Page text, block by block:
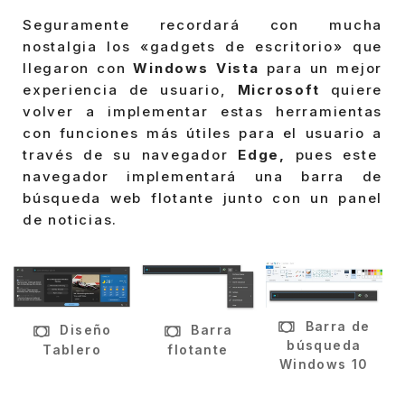
Seguramente recordará con mucha
nostalgia los «gadgets de escritorio» que
llegaron conWindows Vista para un mejor
experiencia de usuario, Microsoft quiere
volver a implementar estas herramientas
con funciones más útiles para el usuario a
través de su navegador Edge, pues este
navegador implementará una barra de
búsqueda web flotante junto con un panel
de noticias.
Diseño
Tablero
Barra
flotante
Barra de
búsqueda
Windows 10